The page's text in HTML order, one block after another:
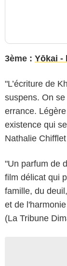
3ème : Yōkai -
"L’écriture de
suspens. On
errance.
existence qui
Nathalie
"Un parfum de
film délicat qui
famille, du
et de
(La Tribune